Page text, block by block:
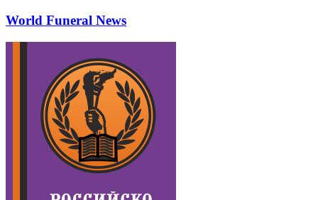
World Funeral News